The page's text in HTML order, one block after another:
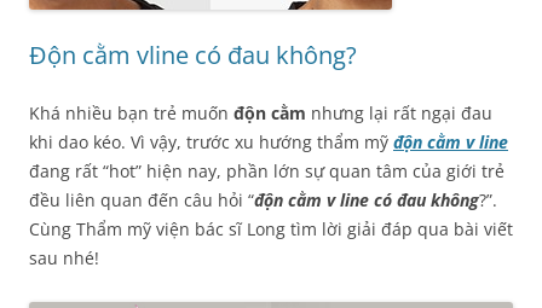
Độn cằm vline có đau không?
Khá nhiều bạn trẻ muốn độn cằm nhưng lại rất ngại đau
khi dao kéo. Vì vậy, trước xu hướng thẩm mỹ độn cằm v line
đang rất “hot” hiện nay, phần lớn sự quan tâm của giới trẻ
đều liên quan đến câu hỏi “độn cằm v line có đau không?”.
Cùng Thẩm mỹ viện bác sĩ Long tìm lời giải đáp qua bài viết
sau nhé!